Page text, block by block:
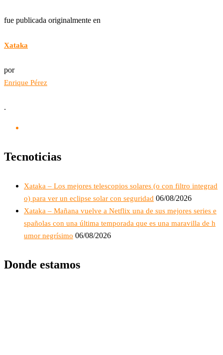
fue publicada originalmente en
Xataka
por
Enrique Pérez
.
Tecnoticias
Xataka – Los mejores telescopios solares (o con filtro integrad
o) para ver un eclipse solar con seguridad 06/08/2026
Xataka – Mañana vuelve a Netflix una de sus mejores series e
spañolas con una última temporada que es una maravilla de h
umor negrísimo 06/08/2026
Donde estamos